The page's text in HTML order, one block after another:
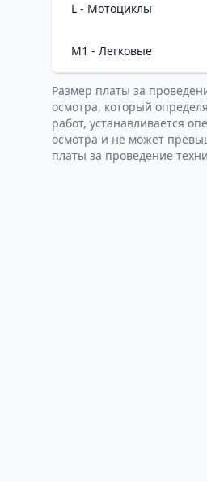
L - Мотоциклы
M1 - Легковые
Размер платы за
осмотра, который
работ, устанавливается
осмотра и не может
платы за проведение